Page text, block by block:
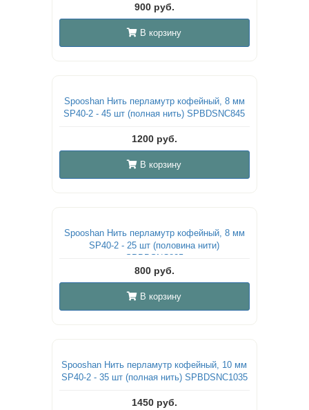
900 руб.
В корзину
Spooshan Нить перламутр кофейный, 8 мм
SP40-2 - 45 шт (полная нить) SPBDSNC845
1200 руб.
В корзину
Spooshan Нить перламутр кофейный, 8 мм
SP40-2 - 25 шт (половина нити)
SPBDSNC825
800 руб.
В корзину
Spooshan Нить перламутр кофейный, 10 мм
SP40-2 - 35 шт (полная нить) SPBDSNC1035
1450 руб.